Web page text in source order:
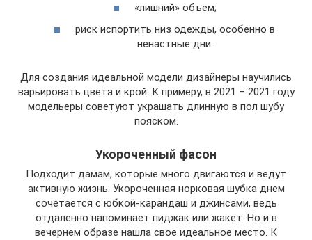
«лишний» объем;
риск испортить низ одежды, особенно в
ненастные дни.
Для создания идеальной модели дизайнеры научились
варьировать цвета и крой. К примеру, в 2021 – 2021 году
модельеры советуют украшать длинную в пол шубу
пояском.
Укороченный фасон
Подходит дамам, которые много двигаются и ведут
активную жизнь. Укороченная норковая шубка днем
сочетается с юбкой-карандаш и джинсами, ведь
отдаленно напоминает пиджак или жакет. Но и в
вечернем образе нашла свое идеальное место. К